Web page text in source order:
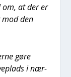
at der er
den
gøre
i nær­